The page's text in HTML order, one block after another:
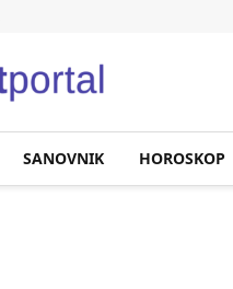
SANOVNIK HOROSKOP